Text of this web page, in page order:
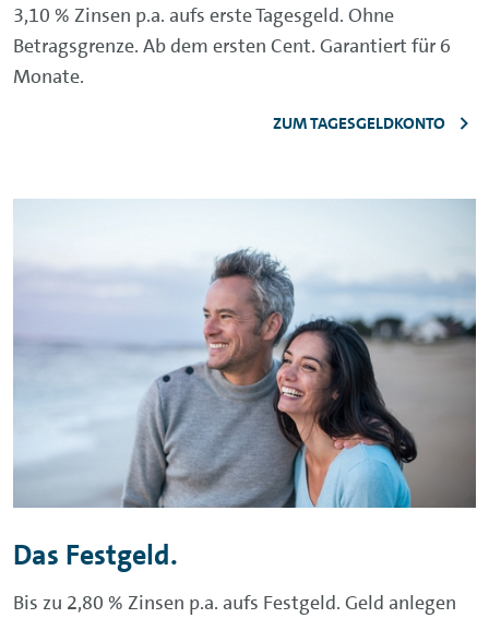
3,10 % Zinsen p.a. aufs erste Tagesgeld. Ohne
Betragsgrenze. Ab dem ersten Cent. Garantiert für 6
Monate.
ZUM TAGESGELDKONTO
Das Festgeld.
Bis zu 2,80 % Zinsen p.a. aufs Festgeld. Geld anlegen